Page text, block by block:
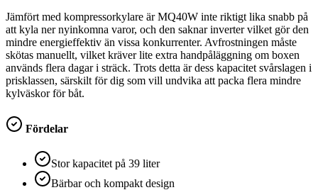
Jämfört med kompressorkylare är MQ40W inte riktigt lika snabb på
att kyla ner nyinkomna varor, och den saknar inverter vilket gör den
mindre energieffektiv än vissa konkurrenter. Avfrostningen måste
skötas manuellt, vilket kräver lite extra handpåläggning om boxen
används flera dagar i sträck. Trots detta är dess kapacitet svårslagen i
prisklassen, särskilt för dig som vill undvika att packa flera mindre
kylväskor för båt.
Fördelar
Stor kapacitet på 39 liter
Bärbar och kompakt design